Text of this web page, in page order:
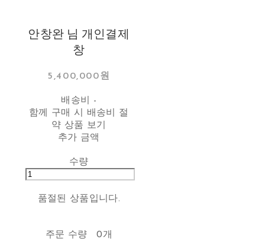
안창완 님 개인결제
창
5,400,000원
배송비 -
함께 구매 시 배송비 절
약 상품 보기
추가 금액
수량
품절된 상품입니다.
주문 수량
0개